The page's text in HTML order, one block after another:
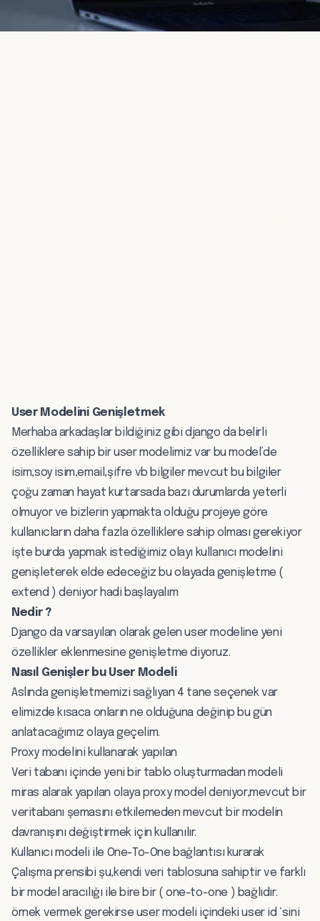
User Modelini Genişletmek
Merhaba arkadaşlar bildiğiniz gibi django da belirli
özelliklere sahip bir user modelimiz var bu model’de
isim,soy isim,email,şifre vb bilgiler mevcut bu bilgiler
çoğu zaman hayat kurtarsada bazı durumlarda yeterli
olmuyor ve bizlerin yapmakta olduğu projeye göre
kullanıcların daha fazla özelliklere sahip olması gerekiyor
işte burda yapmak istediğimiz olayı kullanıcı modelini
genişleterek elde edeceğiz bu olayada genişletme (
extend ) deniyor hadi başlayalım
Nedir ?
Django da varsayılan olarak gelen user modeline yeni
özellikler eklenmesine genişletme diyoruz.
Nasıl Genişler bu User Modeli
Aslında genişletmemizi sağlıyan 4 tane seçenek var
elimizde kısaca onların ne olduğuna değinip bu gün
anlatacağımız olaya geçelim.
Proxy modelini kullanarak yapılan
Veri tabanı içinde yeni bir tablo oluşturmadan modeli
miras alarak yapılan olaya proxy model deniyor,mevcut bir
veritabanı şemasını etkilemeden mevcut bir modelin
davranışını değiştirmek için kullanılır.
Kullanıcı modeli ile One-To-One bağlantısı kurarak
Çalışma prensibi şu,kendi veri tablosuna sahiptir ve farklı
bir model aracılığı ile bire bir ( one-to-one ) bağlıdır.
örnek vermek gerekirse user modeli içindeki user id ‘sini